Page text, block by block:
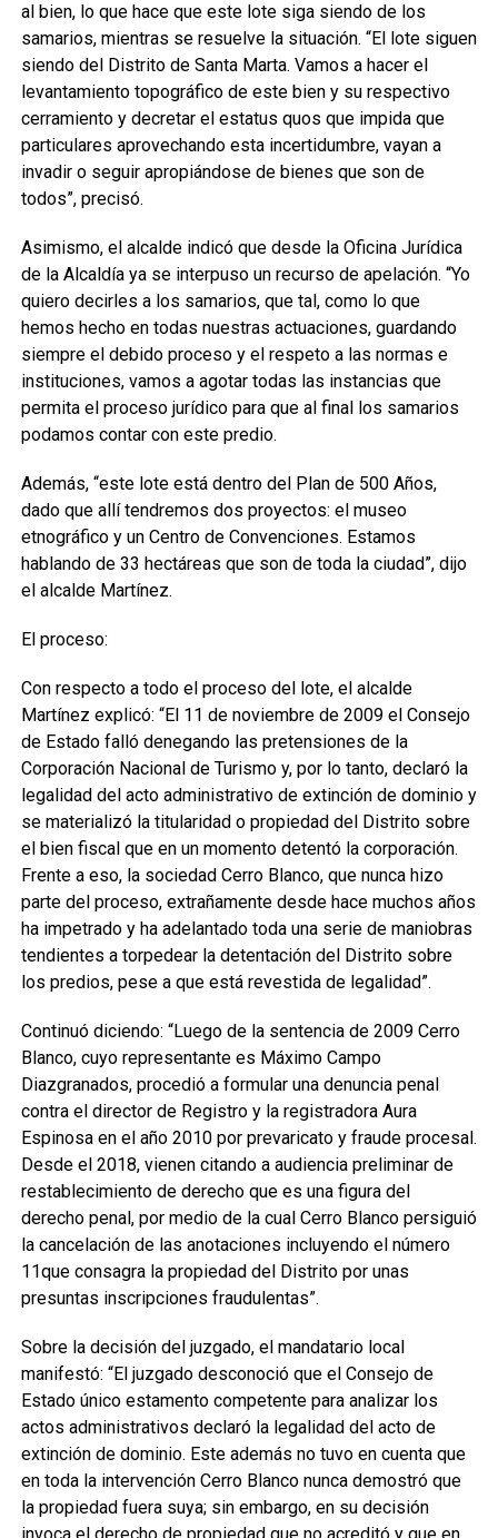
al bien, lo que hace que este lote siga siendo de los
samarios, mientras se resuelve la situación. “El lote siguen
siendo del Distrito de Santa Marta. Vamos a hacer el
levantamiento topográfico de este bien y su respectivo
cerramiento y decretar el estatus quos que impida que
particulares aprovechando esta incertidumbre, vayan a
invadir o seguir apropiándose de bienes que son de
todos”, precisó.
Asimismo, el alcalde indicó que desde la Oficina Jurídica
de la Alcaldía ya se interpuso un recurso de apelación. “Yo
quiero decirles a los samarios, que tal, como lo que
hemos hecho en todas nuestras actuaciones, guardando
siempre el debido proceso y el respeto a las normas e
instituciones, vamos a agotar todas las instancias que
permita el proceso jurídico para que al final los samarios
podamos contar con este predio.
Además, “este lote está dentro del Plan de 500 Años,
dado que allí tendremos dos proyectos: el museo
etnográfico y un Centro de Convenciones. Estamos
hablando de 33 hectáreas que son de toda la ciudad”, dijo
el alcalde Martínez.
El proceso:
Con respecto a todo el proceso del lote, el alcalde
Martínez explicó: “El 11 de noviembre de 2009 el Consejo
de Estado falló denegando las pretensiones de la
Corporación Nacional de Turismo y, por lo tanto, declaró la
legalidad del acto administrativo de extinción de dominio y
se materializó la titularidad o propiedad del Distrito sobre
el bien fiscal que en un momento detentó la corporación.
Frente a eso, la sociedad Cerro Blanco, que nunca hizo
parte del proceso, extrañamente desde hace muchos años
ha impetrado y ha adelantado toda una serie de maniobras
tendientes a torpedear la detentación del Distrito sobre
los predios, pese a que está revestida de legalidad”.
Continuó diciendo: “Luego de la sentencia de 2009 Cerro
Blanco, cuyo representante es Máximo Campo
Diazgranados, procedió a formular una denuncia penal
contra el director de Registro y la registradora Aura
Espinosa en el año 2010 por prevaricato y fraude procesal.
Desde el 2018, vienen citando a audiencia preliminar de
restablecimiento de derecho que es una figura del
derecho penal, por medio de la cual Cerro Blanco persiguió
la cancelación de las anotaciones incluyendo el número
11que consagra la propiedad del Distrito por unas
presuntas inscripciones fraudulentas”.
Sobre la decisión del juzgado, el mandatario local
manifestó: “El juzgado desconoció que el Consejo de
Estado único estamento competente para analizar los
actos administrativos declaró la legalidad del acto de
extinción de dominio. Este además no tuvo en cuenta que
en toda la intervención Cerro Blanco nunca demostró que
la propiedad fuera suya; sin embargo, en su decisión